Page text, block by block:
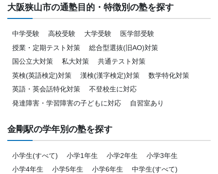
大阪狭山市の通塾目的・特徴別の塾を探す
中学受験 高校受験 大学受験
医学部受験
授業・定期テスト対策
総合型選抜(旧AO)対策
国公立大対策
私大対策
共通テスト対策
英検(英語検定)対策
漢検(漢字検定)対策
数学特化対策
英語・英会話特化対策
不登校生に対応
発達障害・学習障害の子どもに対応
自習室あり
金剛駅の学年別の塾を探す
小学生(すべて) 小学1年生 小学2年生
小学3年生
小学4年生
小学5年生 小学6年生
中学生(すべて)